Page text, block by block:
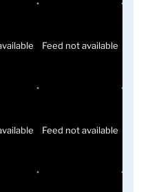
Feed not available
Feed not available